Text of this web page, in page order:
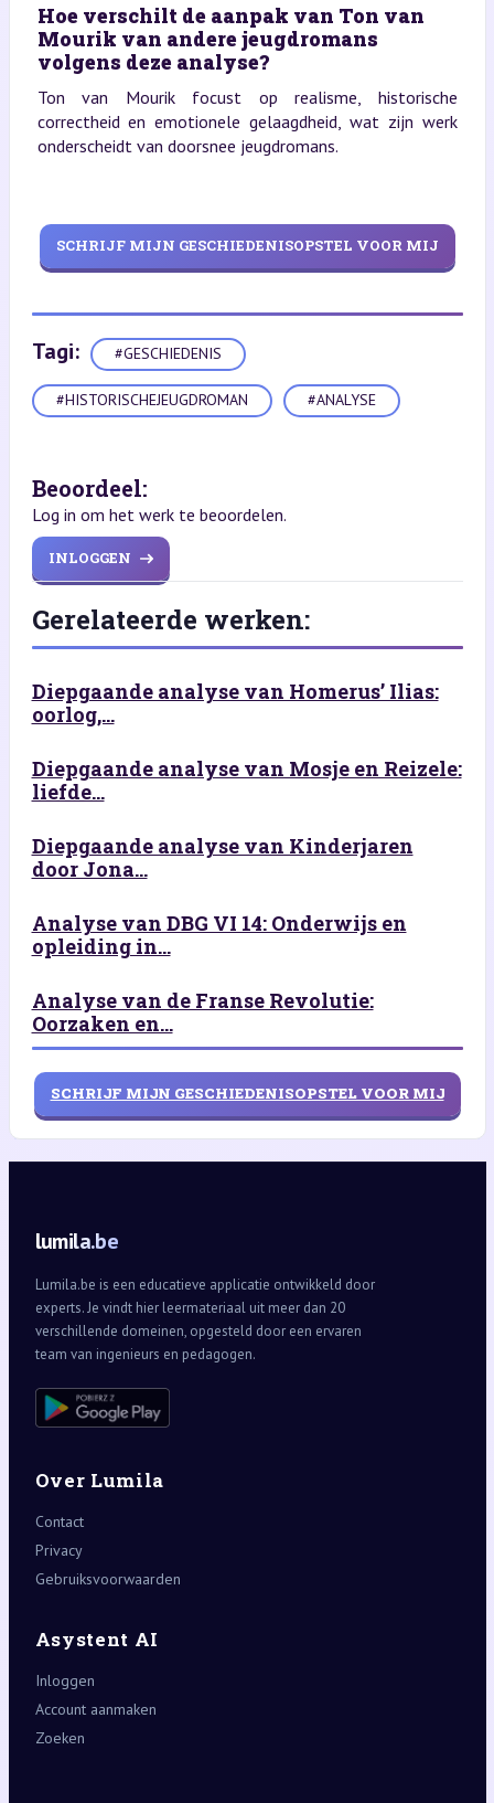
Hoe verschilt de aanpak van Ton van
Mourik van andere jeugdromans
volgens deze analyse?
Ton van Mourik focust op realisme, historische
correctheid en emotionele gelaagdheid, wat zijn werk
onderscheidt van doorsnee jeugdromans.
SCHRIJF MIJN GESCHIEDENISOPSTEL VOOR MIJ
Tagi: #GESCHIEDENIS
#HISTORISCHEJEUGDROMAN #ANALYSE
Beoordeel:
Log in om het werk te beoordelen.
INLOGGEN
Gerelateerde werken:
Diepgaande analyse van Homerus’ Ilias:
oorlog,...
Diepgaande analyse van Mosje en Reizele:
liefde...
Diepgaande analyse van Kinderjaren
door Jona...
Analyse van DBG VI 14: Onderwijs en
opleiding in...
Analyse van de Franse Revolutie:
Oorzaken en...
SCHRIJF MIJN GESCHIEDENISOPSTEL VOOR MIJ
lumila.be
Lumila.be is een educatieve applicatie ontwikkeld door
experts. Je vindt hier leermateriaal uit meer dan 20
verschillende domeinen, opgesteld door een ervaren
team van ingenieurs en pedagogen.
Over Lumila
Contact
Privacy
Gebruiksvoorwaarden
Asystent AI
Inloggen
Account aanmaken
Zoeken